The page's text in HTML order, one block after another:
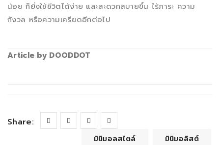
น้อย ก็ยิ่งใช้ชีวิตได้ง่าย และสะดวกสบายขึ้น ไร้ภาระ ความ
กังวล หรือความเครียดอีกต่อไป
Article by DOODDOT
Share:
มินิมอลสไตล์ มินิมอลิสต์